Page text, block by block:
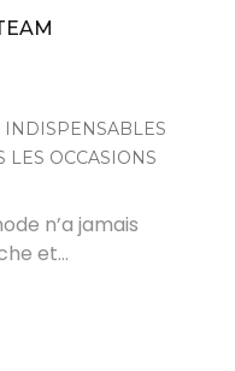
INDISPENSABLES
LES OCCASIONS
n’a jamais
et…